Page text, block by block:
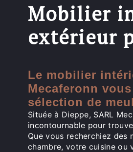
Mobilier
extérieur
Le mobilier
Mecaferonn
sélection de
Située à Dieppe, SARL
incontournable pour
Que vous recherchiez
chambre, votre cuisine ou